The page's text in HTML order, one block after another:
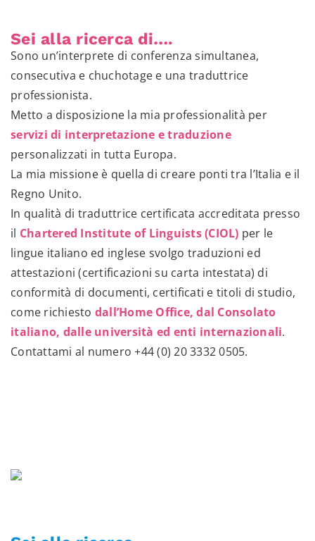
Sei alla ricerca di….
Sono un’interprete di conferenza simultanea,
consecutiva e chuchotage e una traduttrice
professionista.
Metto a disposizione la mia professionalità per
servizi di interpretazione e traduzione
personalizzati in tutta Europa.
La mia missione è quella di creare ponti tra l’Italia e il
Regno Unito.
In qualità di traduttrice certificata accreditata presso
il Chartered Institute of Linguists (CIOL) per le
lingue italiano ed inglese svolgo traduzioni ed
attestazioni (certificazioni su carta intestata) di
conformità di documenti, certificati e titoli di studio,
come richiesto dall’Home Office, dal Consolato
italiano, dalle università ed enti internazionali.
Contattami al numero+44 (0) 20 3332 0505.